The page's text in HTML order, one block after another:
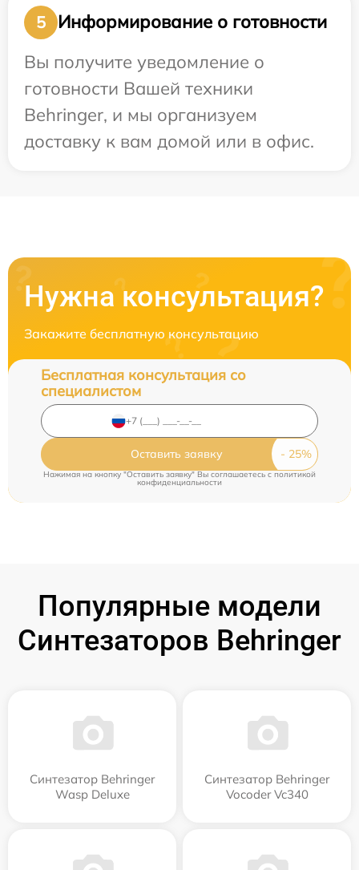
5
Информирование о готовности
Вы получите уведомление о
готовности Вашей техники
Behringer, и мы организуем
доставку к вам домой или в офис.
Нужна консультация?
Закажите бесплатную консультацию
Бесплатная консультация со
специалистом
Оставить заявку
Нажимая на кнопку "Оставить заявку" Вы соглашаетесь cполитикой
конфиденциальности
Популярные модели
Синтезаторов Behringer
Синтезатор Behringer
Wasp Deluxe
Синтезатор Behringer
Vocoder Vc340